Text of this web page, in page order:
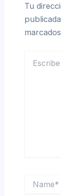
Tu
aquí...